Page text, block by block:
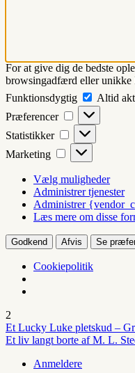
For at give dig de bedste
browsingadfærd eller unikke
Funktionsdygtig
Altid
Præferencer
Præferencer
Statistikker Statistikker
Marketing Marketing
Vælg muligheder
Administrer tjenester
Administrer
Læs mere om disse
Godkend Afvis Se
Cookiepolitik
2
Et Lucky Luke pletskud –
Et liv langt borte af M. L.
Anmeldere